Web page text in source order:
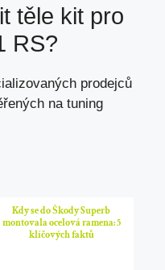
těle kit pro
RS?
prodejců
na tuning
Kdy se do Škody Superb
montovala ocelová ramena: 5
klíčových faktů